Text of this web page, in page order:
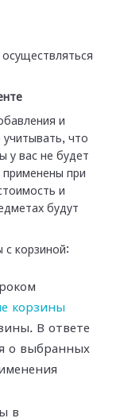
и
что
у вас не будет
при
и
будут
с корзиной:
корзины
В ответе
о выбранных
в